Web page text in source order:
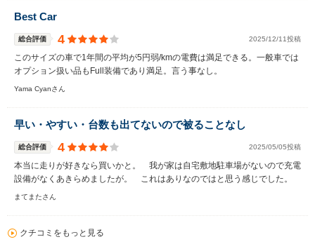
Best Car
総合評価 4 2025/12/11投稿
このサイズの車で1年間の平均が5円弱/kmの電費は満足できる。一般車では
オプション扱い品もFull装備であり満足。言う事なし。
Yama Cyanさん
早い・やすい・台数も出てないので被ることなし
総合評価 4 2025/05/05投稿
本当に走りが好きなら買いかと。 我が家は自宅敷地駐車場がないので充電
設備がなくあきらめましたが。 これはありなのではと思う感じでした。
まてまたさん
クチコミをもっと見る